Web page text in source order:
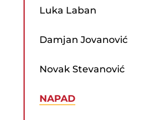
Luka Laban
Damjan Jovanović
Novak Stevanović
NAPAD